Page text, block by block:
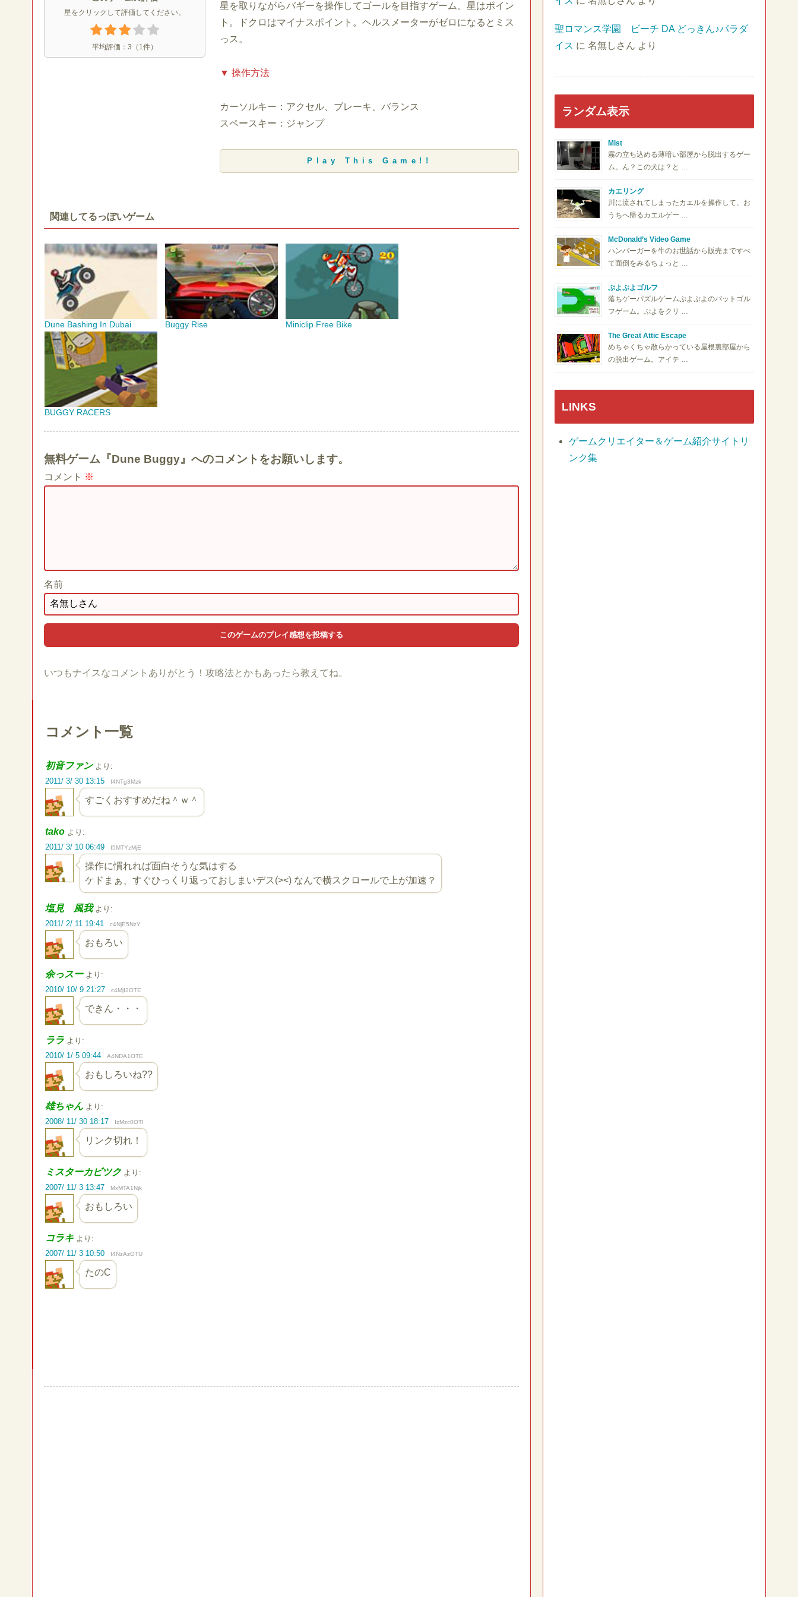
星をクリックして評価してください。
平均評価： 3 （ 1 件）
星を取りながらバギーを操作してゴールを目指すゲーム。星はポイン
ト。ドクロはマイナスポイント。ヘルスメーターがゼロになるとミス
っス。
▼ 操作方法
カーソルキー：アクセル、ブレーキ、バランス
スペースキー：ジャンプ
Play This Game!!
関連してるっぽいゲーム
Dune Bashing In Dubai Buggy Rise Miniclip Free Bike
BUGGY RACERS
無料ゲーム『Dune Buggy』へのコメントをお願いします。
コメント ※
名前
いつもナイスなコメントありがとう！攻略法とかもあったら教えてね。
コメント一覧
初音ファン より:
2011/ 3/ 30 13:15
I4NTg3Mzk
すごくおすすめだね＾ｗ＾
tako より:
2011/ 3/ 10 06:49
I5MTYzMjE
操作に慣れれば面白そうな気はする
ケドまぁ、すぐひっくり返っておしまいデス(><) なんで横スクロールで上が加速？
塩見 風我 より:
2011/ 2/ 11 19:41
c4NjE5NzY
おもろい
余っスー より:
2010/ 10/ 9 21:27
c4MjI2OTE
できん・・・
ララ より:
2010/ 1/ 5 09:44
A4NDA1OTE
おもしろいね??
雄ちゃん より:
2008/ 11/ 30 18:17
IzMzc0OTI
リンク切れ！
ミスターカビツク より:
2007/ 11/ 3 13:47
MxMTA1Njk
おもしろい
コラキ より:
2007/ 11/ 3 10:50
I4NzAzOTU
たのC
聖ロマンス学園 ビーチ DA どっきん♪パラダ
イス に 名無しさん より
ランダム表示
Mist
霧の立ち込める薄暗い部屋から脱出するゲー
ム。ん？この犬は？と …
カエリング
川に流されてしまったカエルを操作して、お
うちへ帰るカエルゲー …
McDonald’s Video Game
ハンバーガーを牛のお世話から販売まですべ
て面倒をみるちょっと …
ぷよぷよゴルフ
落ちゲーパズルゲームぷよぷよのパットゴル
フゲーム。ぷよをクリ …
The Great Attic Escape
めちゃくちゃ散らかっている屋根裏部屋から
の脱出ゲーム。アイテ …
LINKS
ゲームクリエイター＆ゲーム紹介サイトリ
ンク集